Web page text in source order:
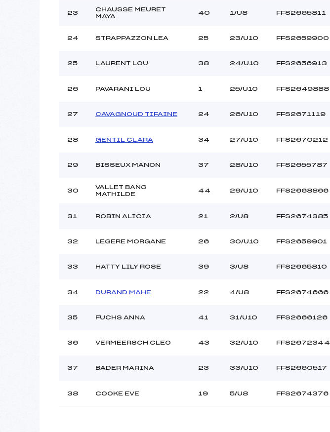
23
CHAUSSE MEURET
MAYA
40 1/U8 FFS2665811
24 STRAPPAZZON LEA 25 23/U10 FFS2659900
25 LAURENT LOU 38 24/U10 FFS2656913
26 PAVARANI LOU 1 25/U10 FFS2649888
27 CAVAGNOUD TIFAINE 24 26/U10 FFS2671119
28 GENTIL CLARA 34 27/U10 FFS2670212
29 BISSEUX MANON 37 28/U10 FFS2655787
30
VALLET BANG
MATHILDE
44 29/U10 FFS2668866
31 ROBIN ALICIA 21 2/U8 FFS2674385
32 LEGERE MORGANE 26 30/U10 FFS2659901
33 HATTY LILY ROSE 39 3/U8 FFS2665810
34 DURAND MAHE 22 4/U8 FFS2674666
35 FUCHS ANNA 41 31/U10 FFS2666126
36 VERMEERSCH CLEO 43 32/U10 FFS2672344
37 BADER MARINA 23 33/U10 FFS2660517
38 COOKE EVE 19 5/U8 FFS2674376